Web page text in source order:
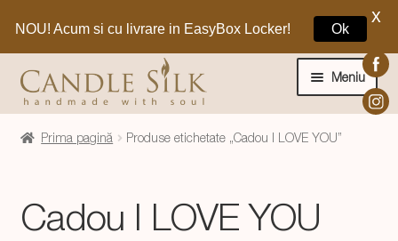
la
navigare
la
conținut
Meniu
Home
Lumanari si decoratiuni
Prima pagină Produse etichetate „Cadou I LOVE YOU”
Cadou I LOVE YOU
NOU! Acum si cu livrare in EasyBox Locker! Ok
X